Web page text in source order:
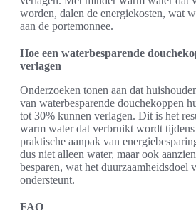
worden, dalen de energiekosten, wat
aan de portemonnee.
Hoe een waterbesparende
verlagen
Onderzoeken tonen aan dat
van waterbesparende douchekoppen
tot 30% kunnen verlagen. Dit is het
warm water dat verbruikt wordt tijdens
praktische aanpak van
dus niet alleen water, maar ook
besparen, wat het duurzaamheidsdoel
ondersteunt.
FAQ